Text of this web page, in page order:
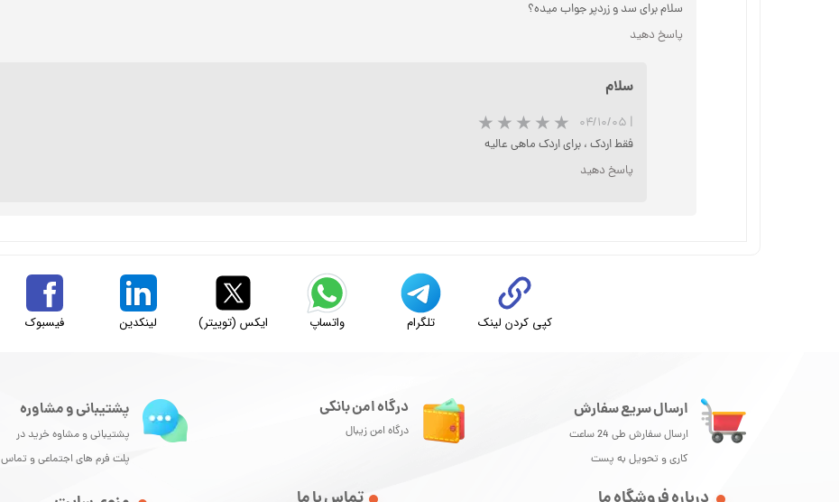
سلام برای سد و زردپر جواب میده؟
پاسخ دهید
سلام
| ۰۴/۱۰/۰۵
فقط اردک ، برای اردک ماهی عالیه
پاسخ دهید
کپی کردن لینک تلگرام واتساپ ایکس (توییتر) لینکدین فیسبوک
ارسال سریع سفارش
ارسال سفارش طی 24 ساعت
کاری و تحویل به پست
درگاه امن بانکی
درگاه امن زیبال
پشتیبانی و مشاوره
پشتیبانی و مشاوه خرید در
پلت فرم های اجتماعی و تماس